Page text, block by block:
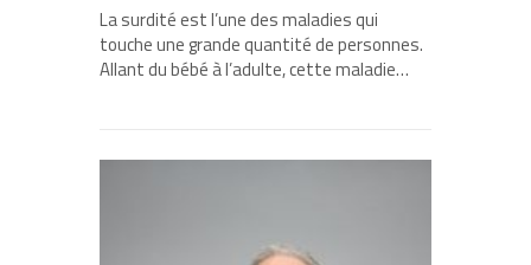
La surdité est l’une des maladies qui
touche une grande quantité de personnes.
Allant du bébé à l’adulte, cette maladie…